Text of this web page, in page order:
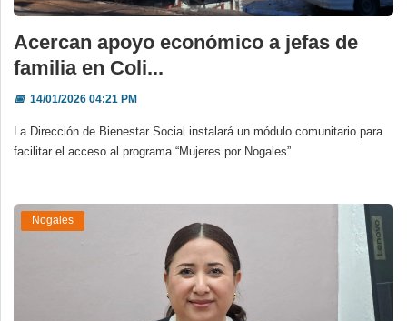
Acercan apoyo económico a jefas de
familia en Coli...
📅14/01/2026 04:21 PM
La Dirección de Bienestar Social instalará un módulo comunitario para
facilitar el acceso al programa “Mujeres por Nogales”
Nogales